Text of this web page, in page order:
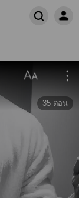
35 ตอน